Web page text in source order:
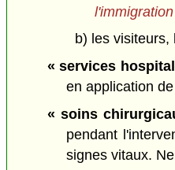
b) les
« services
en application
« soins
pendant
signes vitaux.